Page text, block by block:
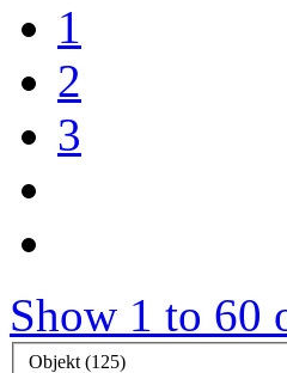
1
2
3
Show 1 to 60
Objekt (125)